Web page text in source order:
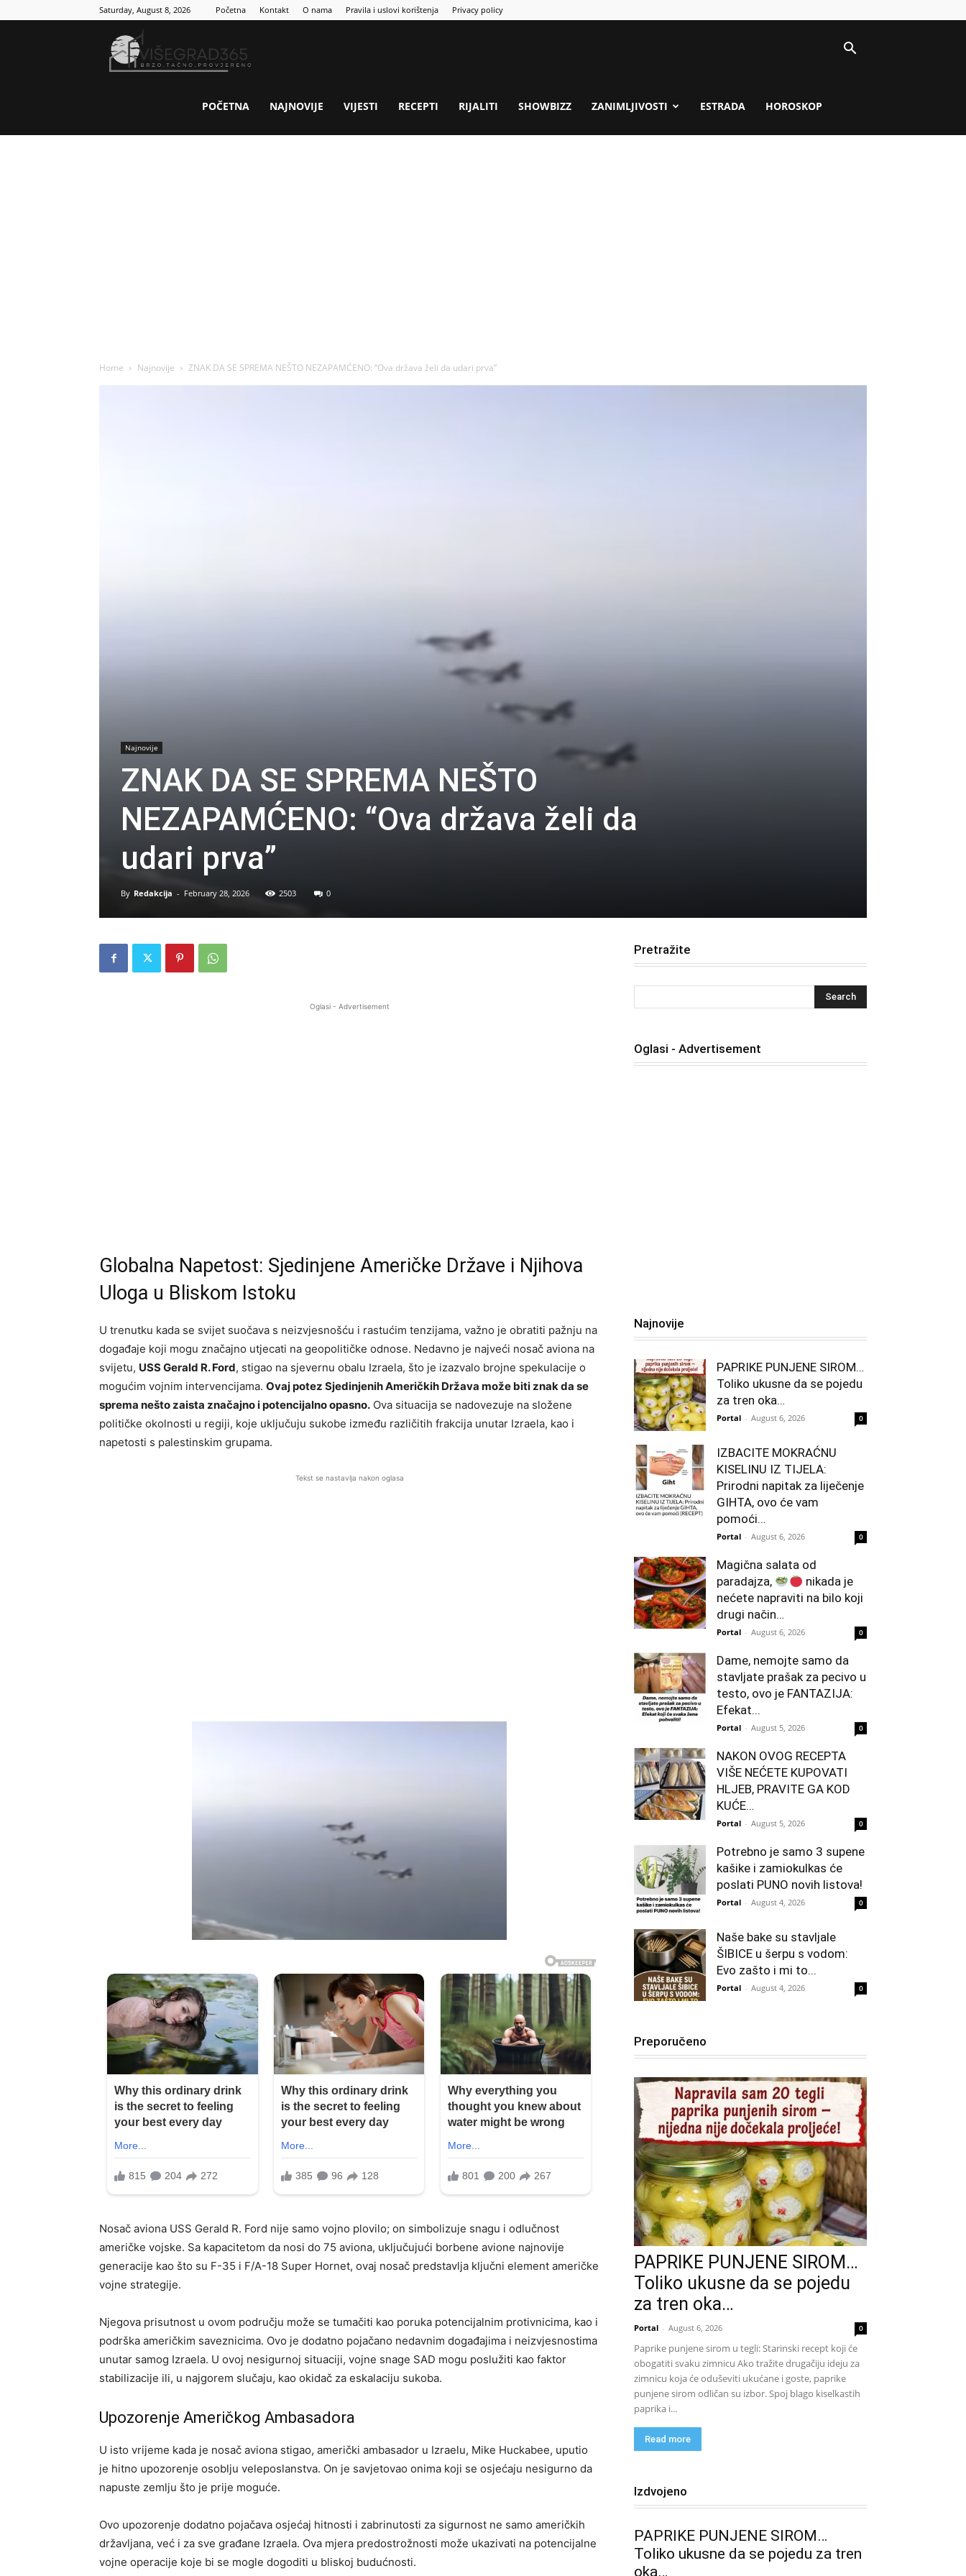
Saturday, August 8, 2026 Početna Kontakt O nama Pravila i uslovi korištenja Privacy policy
365
POČETNA NAJNOVIJE VIJESTI RECEPTI RIJALITI SHOWBIZZ ZANIMLJIVOSTI ESTRADA HOROSKOP
Home Najnovije ZNAK DA SE SPREMA NEŠTO NEZAPAMĆENO: “Ova država želi da udari prva”
Najnovije
ZNAK DA SE SPREMA NEŠTO
NEZAPAMĆENO: “Ova država želi da
udari prva”
By Redakcija - February 28, 2026 2503 0
Oglasi - Advertisement
Globalna Napetost: Sjedinjene Američke Države i Njihova
Uloga u Bliskom Istoku
U trenutku kada se svijet suočava s neizvjesnošću i rastućim tenzijama, važno je obratiti pažnju na
događaje koji mogu značajno utjecati na geopolitičke odnose. Nedavno je najveći nosač aviona na
svijetu, USS Gerald R. Ford, stigao na sjevernu obalu Izraela, što je izazvalo brojne spekulacije o
mogućim vojnim intervencijama. Ovaj potez Sjedinjenih Američkih Država može biti znak da se
sprema nešto zaista značajno i potencijalno opasno. Ova situacija se nadovezuje na složene
političke okolnosti u regiji, koje uključuju sukobe između različitih frakcija unutar Izraela, kao i
napetosti s palestinskim grupama.
Tekst se nastavlja nakon oglasa
Nosač aviona USS Gerald R. Ford nije samo vojno plovilo; on simbolizuje snagu i odlučnost
američke vojske. Sa kapacitetom da nosi do 75 aviona, uključujući borbene avione najnovije
generacije kao što su F-35 i F/A-18 Super Hornet, ovaj nosač predstavlja ključni element američke
vojne strategije.
Njegova prisutnost u ovom području može se tumačiti kao poruka potencijalnim protivnicima, kao i
podrška američkim saveznicima. Ovo je dodatno pojačano nedavnim događajima i neizvjesnostima
unutar samog Izraela. U ovoj nesigurnoj situaciji, vojne snage SAD mogu poslužiti kao faktor
stabilizacije ili, u najgorem slučaju, kao okidač za eskalaciju sukoba.
Upozorenje Američkog Ambasadora
U isto vrijeme kada je nosač aviona stigao, američki ambasador u Izraelu, Mike Huckabee, uputio
je hitno upozorenje osoblju veleposlanstva. On je savjetovao onima koji se osjećaju nesigurno da
napuste zemlju što je prije moguće.
Ovo upozorenje dodatno pojačava osjećaj hitnosti i zabrinutosti za sigurnost ne samo američkih
državljana, već i za sve građane Izraela. Ova mjera predostrožnosti može ukazivati na potencijalne
vojne operacije koje bi se mogle dogoditi u bliskoj budućnosti.
Pretražite
Oglasi - Advertisement
Najnovije
PAPRIKE PUNJENE SIROM…
Toliko ukusne da se pojedu
za tren oka…
Portal - August 6, 2026 0
IZBACITE MOKRAĆNU
KISELINU IZ TIJELA:
Prirodni napitak za liječenje
GIHTA, ovo će vam
pomoći...
Portal - August 6, 2026 0
Magična salata od
paradajza,
nikada je
nećete napraviti na bilo koji
drugi način…
Portal - August 6, 2026 0
Dame, nemojte samo da
stavljate prašak za pecivo u
testo, ovo je FANTAZIJA:
Efekat...
Portal - August 5, 2026 0
NAKON OVOG RECEPTA
VIŠE NEĆETE KUPOVATI
HLJEB, PRAVITE GA KOD
KUĆE…
Portal - August 5, 2026 0
Potrebno je samo 3 supene
kašike i zamiokulkas će
poslati PUNO novih listova!
Portal - August 4, 2026 0
Naše bake su stavljale
ŠIBICE u šerpu s vodom:
Evo zašto i mi to...
Portal - August 4, 2026 0
Preporučeno
PAPRIKE PUNJENE SIROM…
Toliko ukusne da se pojedu
za tren oka…
Portal - August 6, 2026 0
Paprike punjene sirom u tegli: Starinski recept koji će
obogatiti svaku zimnicu Ako tražite drugačiju ideju za
zimnicu koja će oduševiti ukućane i goste, paprike
punjene sirom odličan su izbor. Spoj blago kiselkastih
paprika i...
Read more
Izdvojeno
PAPRIKE PUNJENE SIROM…
Toliko ukusne da se pojedu za tren
oka…